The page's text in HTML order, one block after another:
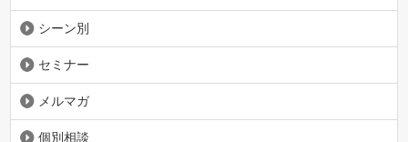
シーン別
セミナー
メルマガ
個別相談